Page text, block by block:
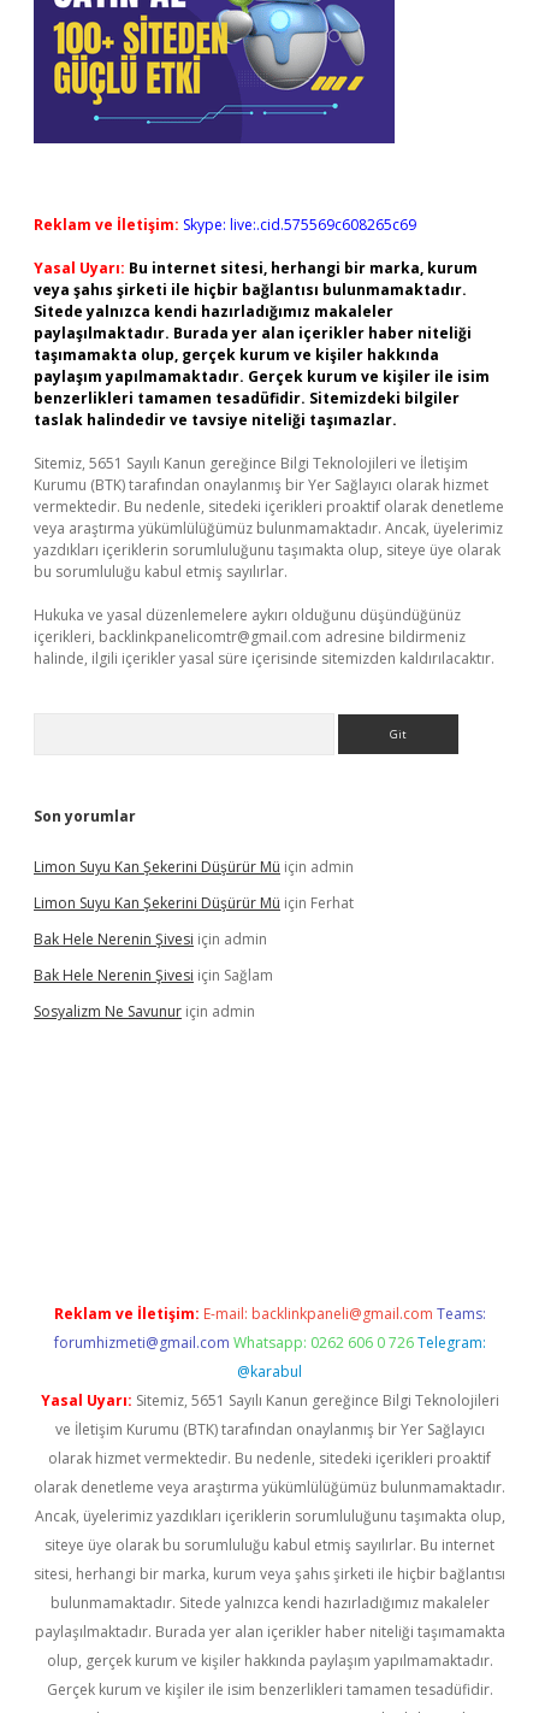
Reklam ve İletişim: Skype: live:.cid.575569c608265c69
Yasal Uyarı: Bu internet sitesi, herhangi bir marka, kurum
veya şahıs şirketi ile hiçbir bağlantısı bulunmamaktadır.
Sitede yalnızca kendi hazırladığımız makaleler
paylaşılmaktadır. Burada yer alan içerikler haber niteliği
taşımamakta olup, gerçek kurum ve kişiler hakkında
paylaşım yapılmamaktadır. Gerçek kurum ve kişiler ile isim
benzerlikleri tamamen tesadüfidir. Sitemizdeki bilgiler
taslak halindedir ve tavsiye niteliği taşımazlar.
Sitemiz, 5651 Sayılı Kanun gereğince Bilgi Teknolojileri ve İletişim
Kurumu (BTK) tarafından onaylanmış bir Yer Sağlayıcı olarak hizmet
vermektedir. Bu nedenle, sitedeki içerikleri proaktif olarak denetleme
veya araştırma yükümlülüğümüz bulunmamaktadır. Ancak, üyelerimiz
yazdıkları içeriklerin sorumluluğunu taşımakta olup, siteye üye olarak
bu sorumluluğu kabul etmiş sayılırlar.
Hukuka ve yasal düzenlemelere aykırı olduğunu düşündüğünüz
içerikleri, backlinkpanelicomtr@gmail.com adresine bildirmeniz
halinde, ilgili içerikler yasal süre içerisinde sitemizden kaldırılacaktır.
Son yorumlar
Limon Suyu Kan Şekerini Düşürür Mü için admin
Limon Suyu Kan Şekerini Düşürür Mü için Ferhat
Bak Hele Nerenin Şivesi için admin
Bak Hele Nerenin Şivesi için Sağlam
Sosyalizm Ne Savunur için admin
Reklam ve İletişim: E-mail: backlinkpaneli@gmail.com Teams:
forumhizmeti@gmail.com Whatsapp: 0262 606 0 726 Telegram:
@karabul
Yasal Uyarı: Sitemiz, 5651 Sayılı Kanun gereğince Bilgi Teknolojileri
ve İletişim Kurumu (BTK) tarafından onaylanmış bir Yer Sağlayıcı
olarak hizmet vermektedir. Bu nedenle, sitedeki içerikleri proaktif
olarak denetleme veya araştırma yükümlülüğümüz bulunmamaktadır.
Ancak, üyelerimiz yazdıkları içeriklerin sorumluluğunu taşımakta olup,
siteye üye olarak bu sorumluluğu kabul etmiş sayılırlar. Bu internet
sitesi, herhangi bir marka, kurum veya şahıs şirketi ile hiçbir bağlantısı
bulunmamaktadır. Sitede yalnızca kendi hazırladığımız makaleler
paylaşılmaktadır. Burada yer alan içerikler haber niteliği taşımamakta
olup, gerçek kurum ve kişiler hakkında paylaşım yapılmamaktadır.
Gerçek kurum ve kişiler ile isim benzerlikleri tamamen tesadüfidir.